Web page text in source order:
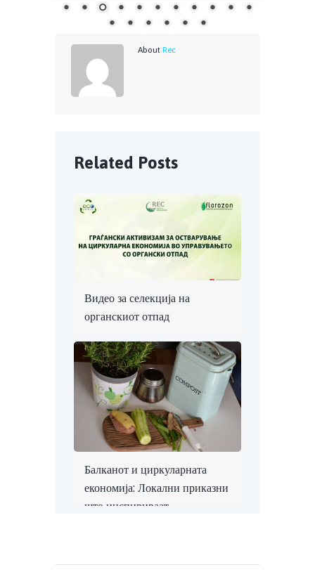
AboutRec
Related Posts
Видео за селекција на
органскиот отпад
Балканот и циркуларната
економија: Локални приказни
што инспирираат